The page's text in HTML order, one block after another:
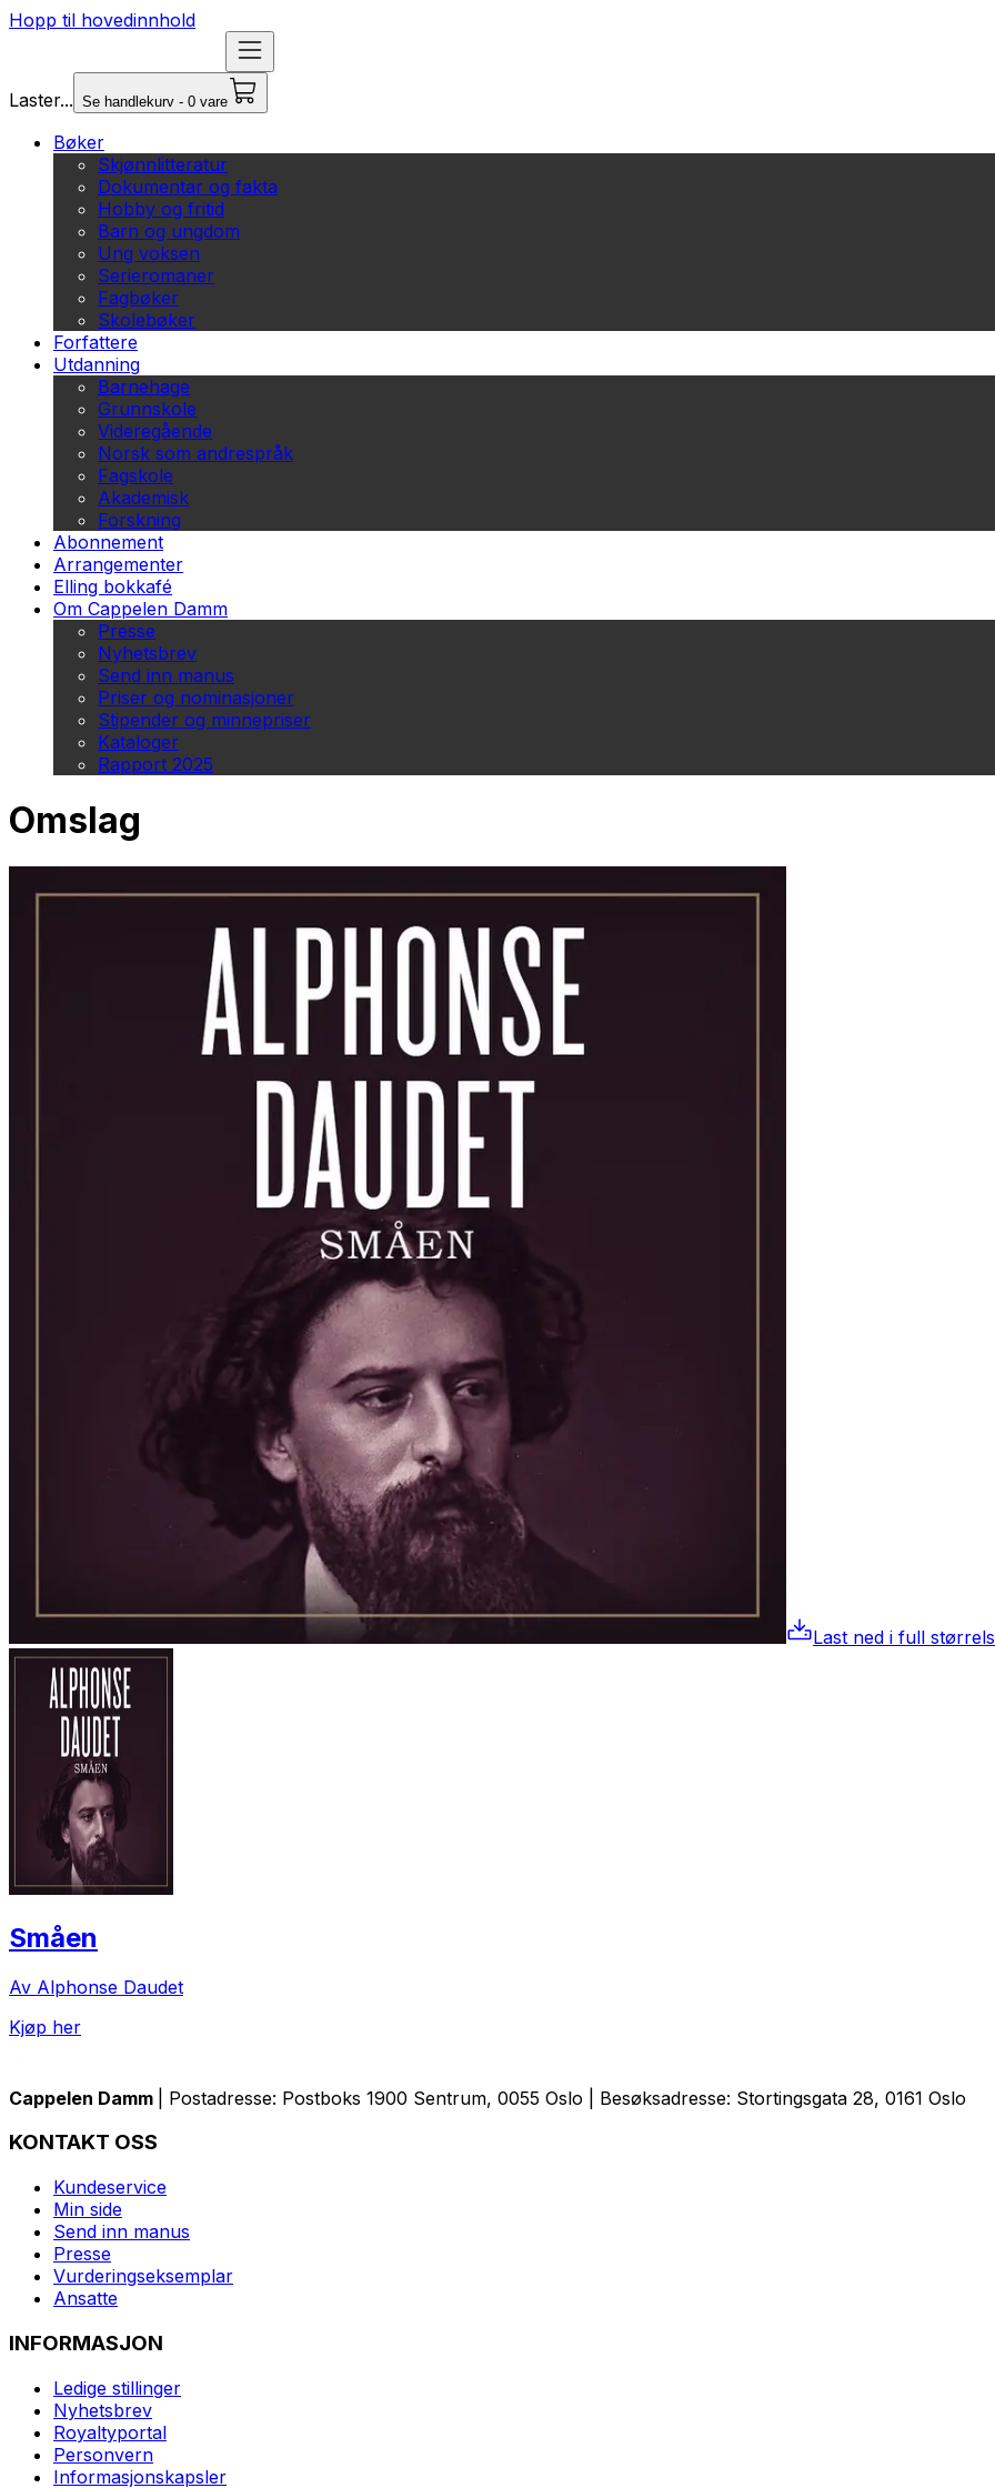
Hopp til hovedinnhold
Laster... Se handlekurv - 0 vare
Bøker
Skjønnlitteratur
Dokumentar og fakta
Hobby og fritid
Barn og ungdom
Ung voksen
Serieromaner
Fagbøker
Skolebøker
Forfattere
Utdanning
Barnehage
Grunnskole
Videregående
Norsk som andrespråk
Fagskole
Akademisk
Forskning
Abonnement
Arrangementer
Elling bokkafé
Om Cappelen Damm
Presse
Nyhetsbrev
Send inn manus
Priser og nominasjoner
Stipender og minnepriser
Kataloger
Rapport 2025
Omslag
Last ned i full
Småen
Av Alphonse Daudet
Kjøp her
Cappelen Damm | Postadresse: Postboks 1900 Sentrum, 0055 Oslo | Besøksadresse: Stortingsgata 28, 0161 Oslo
KONTAKT OSS
Kundeservice
Min side
Send inn manus
Presse
Vurderingseksemplar
Ansatte
INFORMASJON
Ledige stillinger
Nyhetsbrev
Royaltyportal
Personvern
Informasjonskapsler